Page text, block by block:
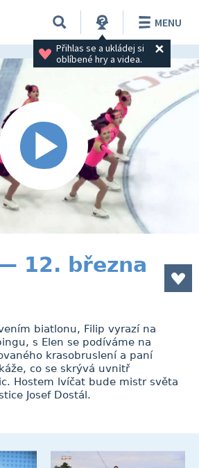
Přihlas se a ukládej si
oblíbené hry a videa.
MENU
12. března
biatlonu, Filip vyrazí na
s Elen se podíváme na
krasobruslení a paní
co se skrývá uvnitř
Hostem lvíčat bude mistr světa
Josef Dostál.